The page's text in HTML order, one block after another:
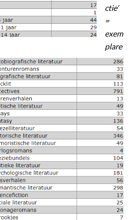
ctie’
=
exem
plare